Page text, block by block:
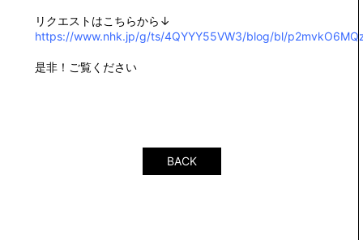
リクエストはこちらから↓
https://www.nhk.jp/g/ts/4QYYY55VW3/blog/bl/
是非！ご覧ください
BACK